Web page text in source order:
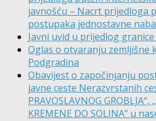
javnošću – Nacrt prijedloga
postupaka jednostavne
Javni uvid u prijedlog
Oglas o otvaranju zemljišne
Podgradina
Obavijest o započinjanju
javne ceste Nerazvrstanih
PRAVOSLAVNOG GROBLJA“,
KREMENE DO SOLINA“ u